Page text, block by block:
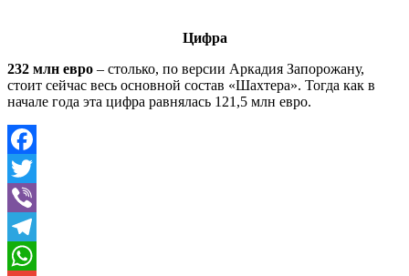
Цифра
232 млн евро – столько, по версии Аркадия Запорожану,
стоит сейчас весь основной состав «Шахтера». Тогда как в
начале года эта цифра равнялась 121,5 млн евро.
Facebook
Twitter
Viber
Telegram